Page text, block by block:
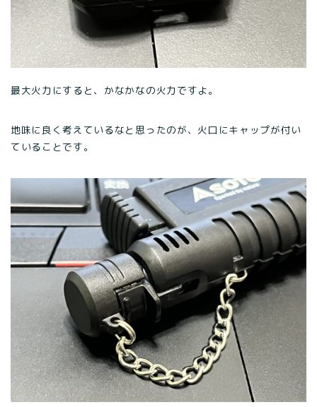
最大火力にすると、かなかなの火力ですよ。
地味に良く考えているなと思ったのが、火口にキャップが付い
ていることです。